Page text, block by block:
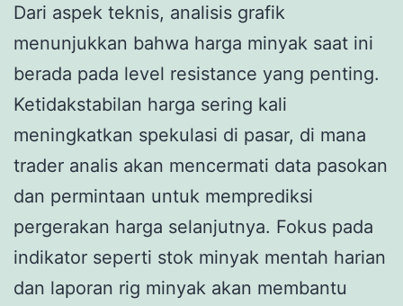
Dari aspek teknis, analisis grafik
menunjukkan bahwa harga minyak saat ini
berada pada level resistance yang penting.
Ketidakstabilan harga sering kali
meningkatkan spekulasi di pasar, di mana
trader analis akan mencermati data pasokan
dan permintaan untuk memprediksi
pergerakan harga selanjutnya. Fokus pada
indikator seperti stok minyak mentah harian
dan laporan rig minyak akan membantu